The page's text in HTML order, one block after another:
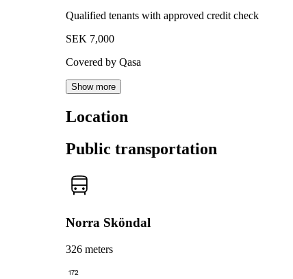
Qualified tenants with approved credit check
SEK 7,000
Covered by Qasa
Show more
Location
Public transportation
Norra Sköndal
326 meters
172